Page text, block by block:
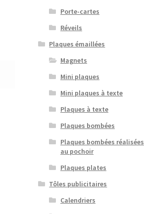
Porte-cartes
Réveils
Plaques émaillées
Magnets
Mini plaques
Mini plaques à texte
Plaques à texte
Plaques bombées
Plaques bombées réalisées
au pochoir
Plaques plates
Tôles publicitaires
Calendriers